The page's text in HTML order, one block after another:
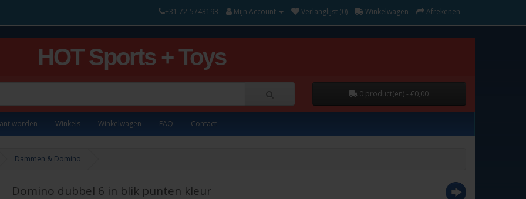
+31 72-5743193 Mijn Account Verlanglijst (0) Winkelwagen Afrekenen
HOT Sports + Toys
0 product(en) - €0,00
worden Winkels Winkelwagen FAQ Contact
Dammen & Domino
Domino dubbel 6 in blik punten kleur